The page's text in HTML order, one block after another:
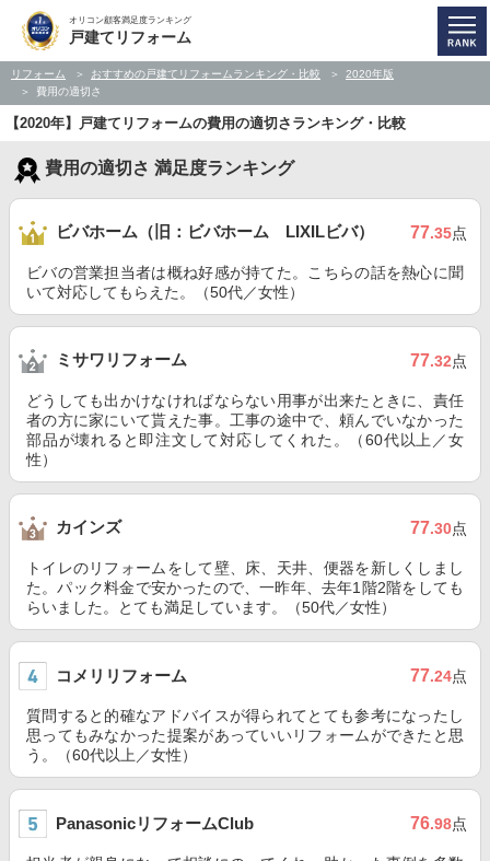
オリコン顧客満足度ランキング
戸建てリフォーム
リフォーム おすすめの戸建てリフォームランキング・比較
2020年版
費用の適切さ
【2020年】戸建てリフォームの費用の適切さランキング・比較
費用の適切さ 満足度ランキング
ビバホーム（旧：ビバホーム LIXILビバ） 77.35点
ビバの営業担当者は概ね好感が持てた。こちらの話を熱心に聞
いて対応してもらえた。（50代／女性）
ミサワリフォーム 77.32点
どうしても出かけなければならない用事が出来たときに、責任
者の方に家にいて貰えた事。工事の途中で、頼んでいなかった
部品が壊れると即注文して対応してくれた。（60代以上／女
性）
カインズ 77.30点
トイレのリフォームをして壁、床、天井、便器を新しくしまし
た。パック料金で安かったので、一昨年、去年1階2階をしても
らいました。とても満足しています。（50代／女性）
コメリリフォーム 77.24点
質問すると的確なアドバイスが得られてとても参考になったし
思ってもみなかった提案があっていいリフォームができたと思
う。（60代以上／女性）
PanasonicリフォームClub 76.98点